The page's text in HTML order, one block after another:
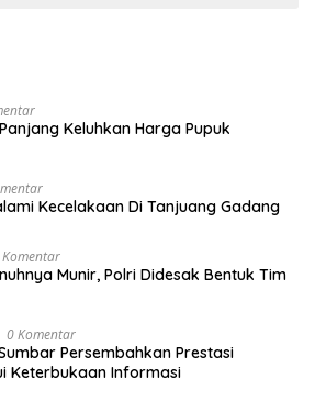
Keluhkan Harga Pupuk
Kecelakaan Di Tanjuang Gadang
Munir, Polri Didesak Bentuk Tim
0 Komentar
Persembahkan Prestasi
Keterbukaan Informasi